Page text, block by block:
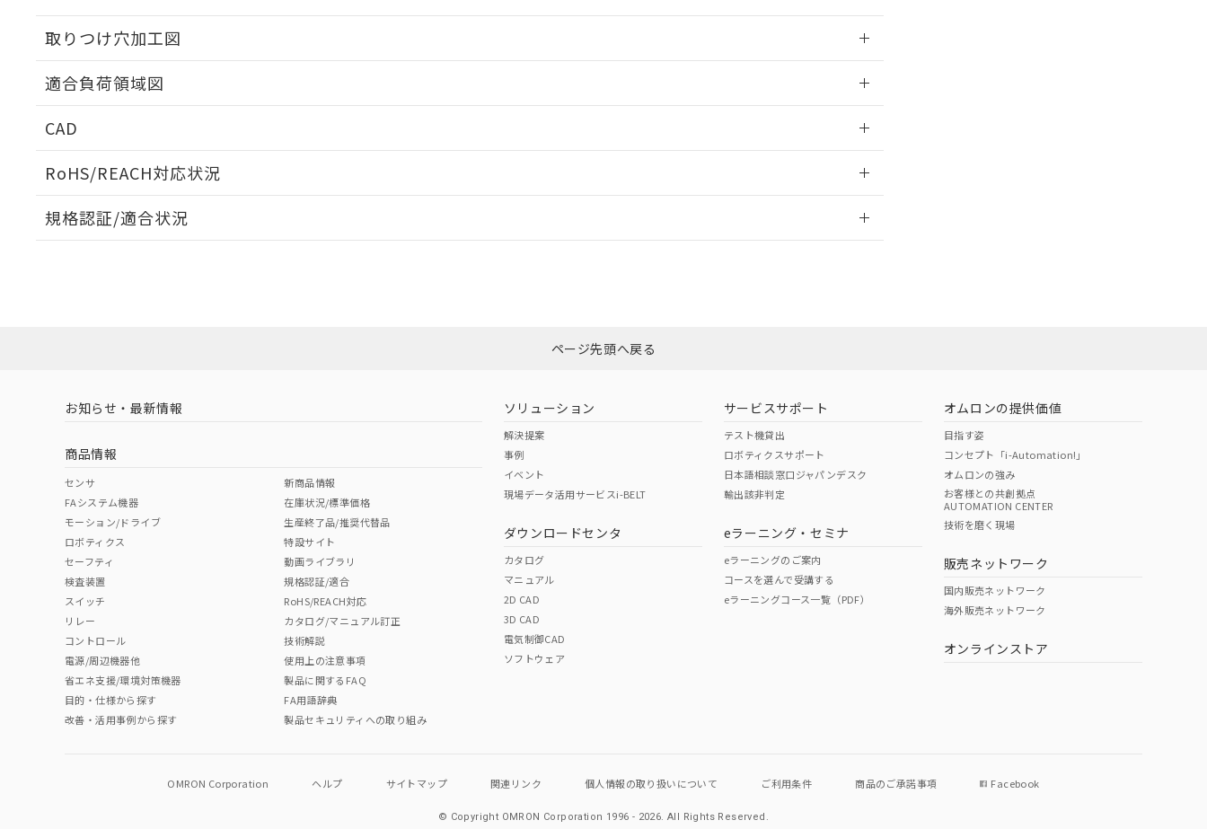
取りつけ穴加工図
適合負荷領域図
CAD
RoHS/REACH対応状況
EU RoHS 注意事項・凡例
ダウンロードはこちら
中国 RoHS 注意事項・凡例
中国 RoHS表
Pb Hg Cr(VI)
O O
"対応済み"や非含有の記載がされた商品であっても、流通在庫等で未対応品が混在する可能性があります。
非含有品が必要な際は、弊社営業部門もしくは販売店へお問い合わせください。
規格認証/適合状況
（イギリス
（ノルウェー
（日本
（アメリカ
この製品の規格認証/適合状況ページへ
その他の認証はこちらのページからご検索ください
ページ先頭へ戻る
お知らせ・最新情報
商品情報
センサ
FAシステム機器
モーション/ドライブ
ロボティクス
セーフティ
検査装置
スイッチ
リレー
コントロール
電源/周辺機器他
省エネ支援/環境対策機器
目的・仕様から探す
改善・活用事例から探す
新商品情報
在庫状況/標準価格
生産終了品/推奨代替品
特設サイト
動画ライブラリ
規格認証/適合
RoHS/REACH対応
カタログ/マニュアル訂正
技術解説
使用上の注意事項
製品に関するFAQ
FA用語辞典
製品セキュリティへの取り組み
ソリューション
解決提案
事例
イベント
現場データ活用サービスi-BELT
ダウンロードセンタ
カタログ
マニュアル
2D CAD
3D CAD
電気制御CAD
ソフトウェア
サービスサポート
テスト機貸出
ロボティクスサポート
日本語相談窓口ジャパンデスク
輸出該非判定
eラーニング・セミナ
eラーニングのご案内
コースを選んで受講する
eラーニングコース一覧（PDF）
オムロンの提供価値
目指す姿
コンセプト「i-Automation!」
オムロンの強み
お客様との共創拠点
AUTOMATION CENTER
技術を磨く現場
販売ネットワーク
国内販売ネットワーク
海外販売ネットワーク
オンラインストア
OMRON Corporation ヘルプ サイトマップ 関連リンク 個人情報の取り扱いについて ご利用条件 商品のご承諾事項 Facebook
© Copyright OMRON Corporation 1996 - 2026.All Rights Reserved.